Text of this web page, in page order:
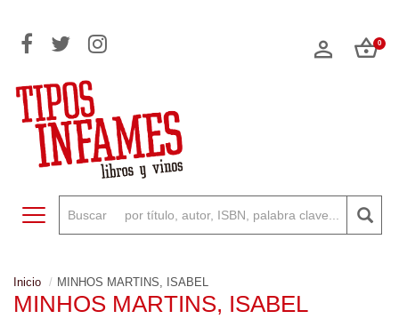
0
Toggle navigation
Inicio MINHOS MARTINS, ISABEL
MINHOS MARTINS, ISABEL